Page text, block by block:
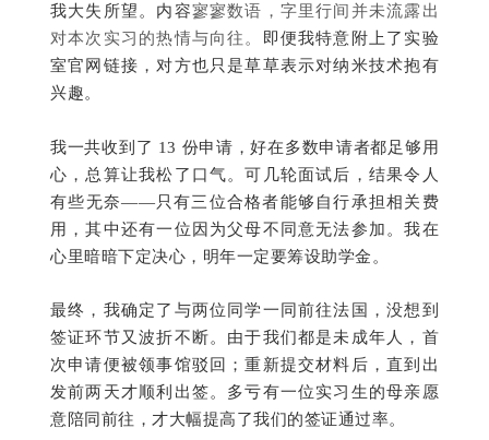
我大失所望。内容寥寥数语，字里行间并未流露出
对本次实习的热情与向往。
即便我特意附上了实验
室官网链接，对方也只是草草表示对纳米技术抱有
兴趣。
我一共收到了 13 份申请，好在多数申请者都足够用
心，总算让我松了口气。可几轮面试后，结果令人
有些无奈——只有三位合格者能够自行承担相关费
用，其中还有一位因为父母不同意无法参加 。我在
心里暗暗下定决心，明年一定要筹设助学金。
最终，我确定了与两位同学一同前往法国，没想到
签证环节又波折不断。由于我们都是未成年人，首
次申请便被领事馆驳回；重新提交材料后，直到出
发前两天才顺利出签。多亏有一位实习生的母亲愿
意陪同前往，才大幅提高了我们的签证通过率。